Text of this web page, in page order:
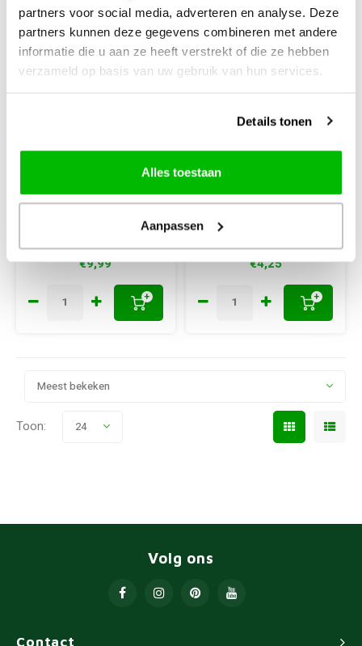
partners voor social media, adverteren en analyse. Deze
partners kunnen deze gegevens combineren met andere
informatie die u aan ze heeft verstrekt of die ze hebben
verzameld op basis van uw gebruik van hun services.
Details tonen
Alles toestaan
Aanpassen
€9,99
+
Creall Plakkaatverf
€4,25
+
Meest bekeken
Toon: 24
Contact
Volg ons